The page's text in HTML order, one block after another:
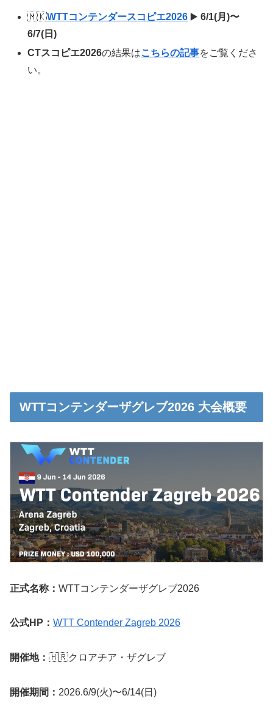
🇲🇰WTTコンテンダースコピエ2026 ▶️6/1(月)〜
6/7(日)
CTスコピエ2026の結果はこちらの記事をご覧くださ
い。
WTTコンテンダーザグレブ2026 大会概要
正式名称： WTTコンテンダーザグレブ2026
公式HP： WTT Contender Zagreb 2026
開催地： 🇭🇷クロアチア・ザグレブ
開催期間： 2026.6/9(火)〜6/14(日)